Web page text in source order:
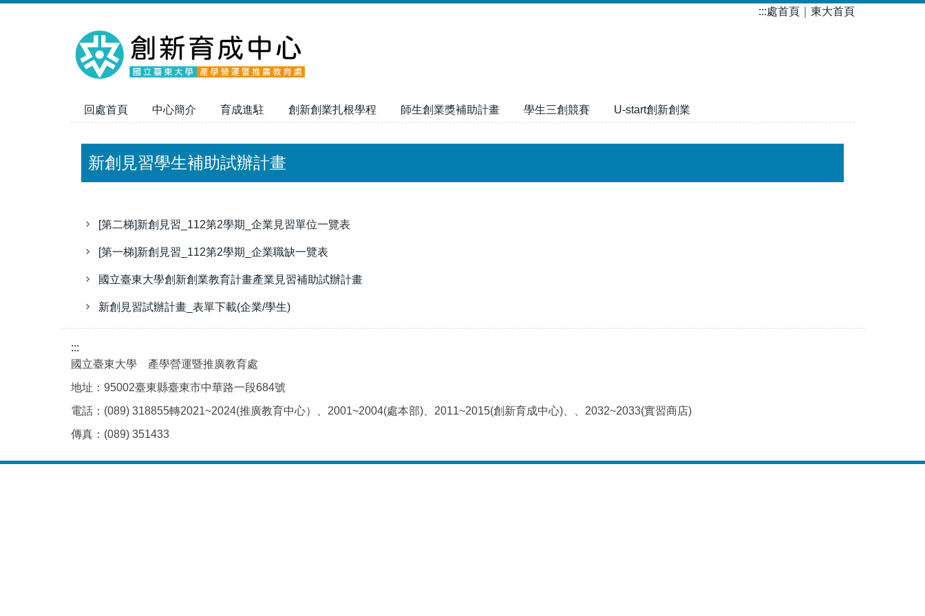
:::處首頁 東大首頁
回處首頁 中心簡介 育成進駐 創新創業扎根學程 師生創業獎補助計畫 學生三創競賽 U-start創新創業
新創見習學生補助試辦計畫
[第二梯]新創見習_112第2學期_企業見習單位一覽表
[第一梯]新創見習_112第2學期_企業職缺一覽表
國立臺東大學創新創業教育計畫產業見習補助試辦計畫
新創見習試辦計畫_表單下載(企業/學生)
:::
國立臺東大學 產學營運暨推廣教育處
地址：95002臺東縣臺東市中華路一段684號
電話：(089) 318855轉2021~2024(推廣教育中心）、2001~2004(處本部)、2011~2015(創新育成中心)、、2032~2033(實習商店)
傳真：(089) 351433